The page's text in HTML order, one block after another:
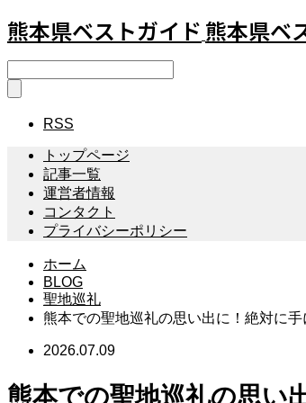
熊本県ベストガイド 熊本県ベ
RSS
トップページ
記事一覧
運営者情報
コンタクト
プライバシーポリシー
ホーム
BLOG
聖地巡礼
熊本での聖地巡礼の思い出に！絶対に
2026.07.09
熊本での聖地巡礼の思い